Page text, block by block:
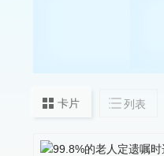
卡片 列表